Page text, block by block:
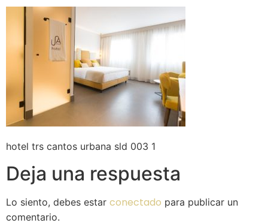
hotel trs cantos urbana sld 003 1
Deja una respuesta
Lo siento, debes estar conectado para publicar un
comentario.